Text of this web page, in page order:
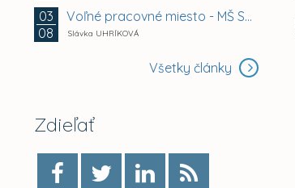
03
08
Voľné pracovné miesto - MŠ Smetanova 11, Košice -...
Slávka UHRÍKOVÁ
Všetky články
Zdieľať